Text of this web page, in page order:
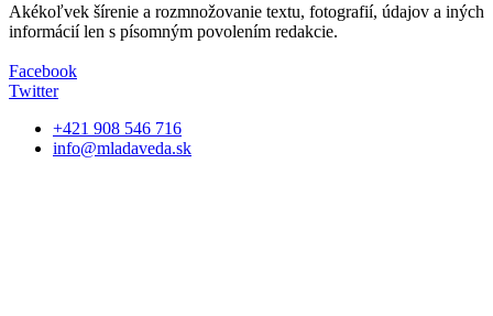
Akékoľvek šírenie a rozmnožovanie textu, fotografií, údajov a iných
informácií len s písomným povolením redakcie.
Facebook
Twitter
+421 908 546 716
info@mladaveda.sk